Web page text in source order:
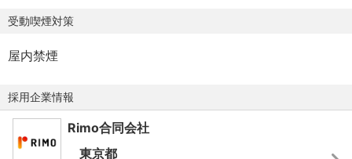
・長期的視点：短期的利益追求ではなく、ユーザーと従業
員への還元を重視
【開発メンバーについて】
当社はリクルートやサイバーエージェント、freeeなどメガ
ベンチャー出身で少人数精鋭の開発チームです。
沢山のメンバーを採用するのではなく、それぞれが特定の
ある方
受動喫煙対策
屋内禁煙
採用企業情報
Rimo合同会社
東京都